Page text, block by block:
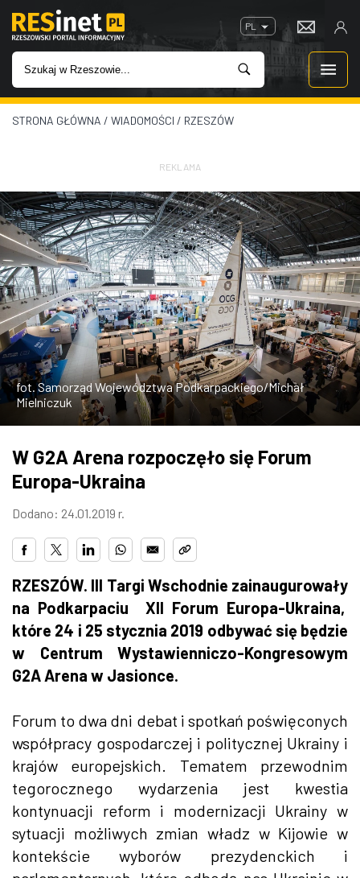
PL
WIADOMOŚCI
IMPREZY
ROZRYWKA
W KINACH
GASTRONOMIA
ZDJĘCIA
W RZESZOWIE
STRONA GŁÓWNA / WIADOMOŚCI / RZESZÓW
REKLAMA
fot. Samorząd Województwa Podkarpackiego/Michał
Mielniczuk
W G2A Arena rozpoczęło się Forum
Europa-Ukraina
Dodano: 24.01.2019 r.
RZESZÓW. III Targi Wschodnie zainaugurowały
na Podkarpaciu XII Forum Europa-Ukraina,
które 24 i 25 stycznia 2019 odbywać się będzie
w Centrum Wystawienniczo-Kongresowym
G2A Arena w Jasionce.
Forum to dwa dni debat i spotkań poświęconych
współpracy gospodarczej i politycznej Ukrainy i
krajów europejskich. Tematem przewodnim
tegorocznego wydarzenia jest kwestia
kontynuacji reform i modernizacji Ukrainy w
sytuacji możliwych zmian władz w Kijowie w
kontekście wyborów prezydenckich i